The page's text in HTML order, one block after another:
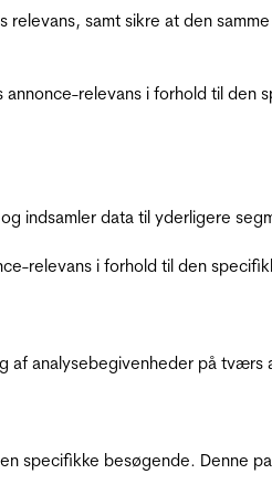
samt sikre at den
relevans i forhold til den
indsamler data til yderligere
relevans i forhold til den
af analysebegivenheder på tværs
specifikke besøgende. Denne